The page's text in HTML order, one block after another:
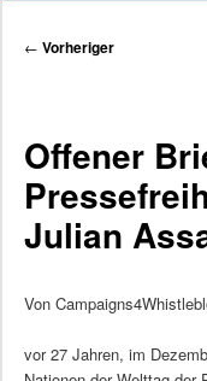
Beitragsnavigation
← Vorheriger
Offener
Julian
Von
vor 27 Jahren, im